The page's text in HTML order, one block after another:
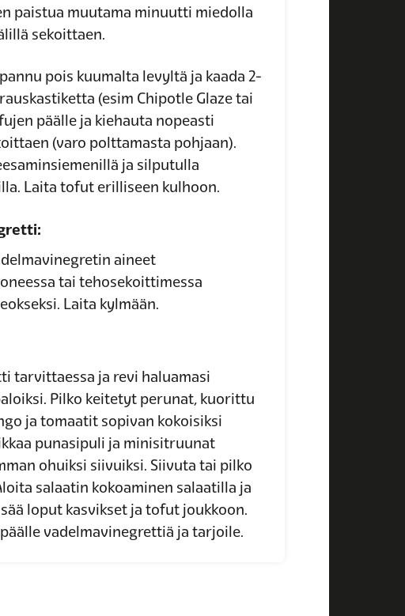
paistua muutama minuutti miedolla
sekoittaen.
pois kuumalta levyltä ja kaada 2-
(esim Chipotle Glaze tai
päälle ja kiehauta nopeasti
(varo polttamasta pohjaan).
ja silputulla
Laita tofut erilliseen kulhoon.
aineet
tai tehosekoittimessa
Laita kylmään.
tarvittaessa ja revi haluamasi
Pilko keitetyt perunat, kuorittu
ja tomaatit sopivan kokoisiksi
punasipuli ja minisitruunat
ohuiksi siivuiksi. Siivuta tai pilko
salaatin kokoaminen salaatilla ja
loput kasvikset ja tofut joukkoon.
vadelmavinegrettiä ja tarjoile.